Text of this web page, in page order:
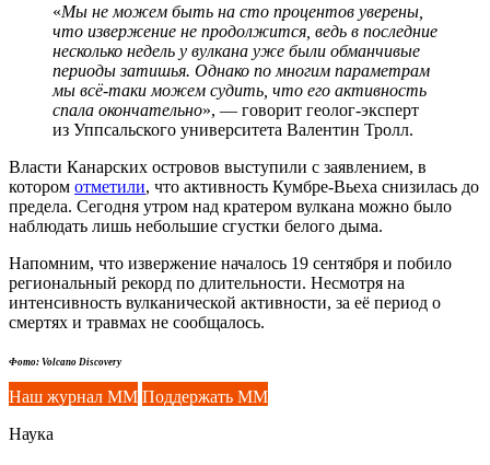
«Мы не можем быть на сто процентов уверены,
что извержение не продолжится, ведь в последние
несколько недель у вулкана уже были обманчивые
периоды затишья. Однако по многим параметрам
мы всё-таки можем судить, что его активность
спала окончательно», — говорит геолог-эксперт
из Уппсальского университета Валентин Тролл.
Власти Канарских островов выступили с заявлением, в
котором отметили, что активность Кумбре-Вьеха снизилась до
предела. Сегодня утром над кратером вулкана можно было
наблюдать лишь небольшие сгустки белого дыма.
Напомним, что извержение началось 19 сентября и побило
региональный рекорд по длительности. Несмотря на
интенсивность вулканической активности, за её период о
смертях и травмах не сообщалось.
Фото: Volcano Discovery
Наш журнал ММ Поддержать ММ
Наука